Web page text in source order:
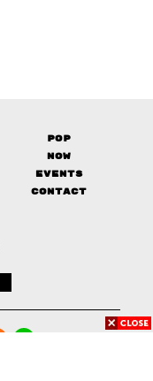
Pop
Now
Events
Contact